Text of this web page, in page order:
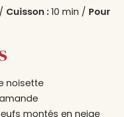
Cuisson : 10 min / Pour
noisette
montés en neige